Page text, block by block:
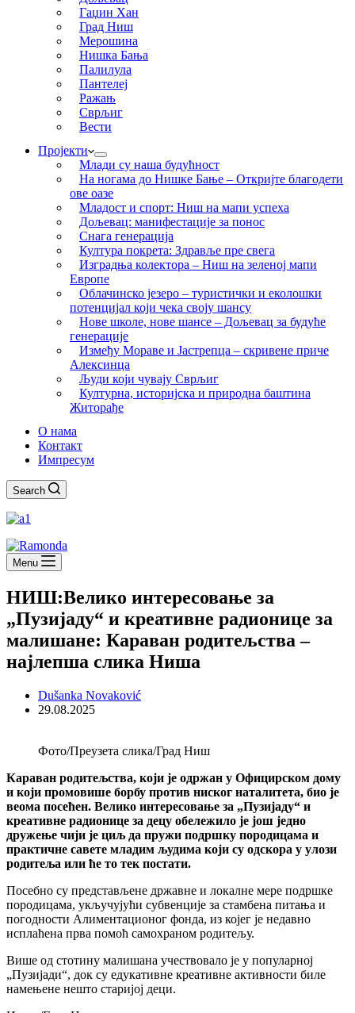
Гаџин Хан
Град Ниш
Мерошина
Нишка Бања
Палилула
Пантелеј
Ражањ
Сврљиг
Вести
Пројекти
Млади су наша будућност
На ногама до Нишке Бање – Откријте благодети
ове оазе
Младост и спорт: Ниш на мапи успеха
Дољевац: манифестације за понос
Снага генерација
Култура покрета: Здравље пре свега
Изградња колектора – Ниш на зеленој мапи
Европе
Облачинско језеро – туристички и еколошки
потенцијал који чека своју шансу
Нове школе, нове шансе – Дољевац за будуће
генерације
Између Мораве и Јастрепца – скривене приче
Алексинца
Људи који чувају Сврљиг
Културна, историјска и природна баштина
Житорађе
О нама
Контакт
Импресум
Search
Menu
НИШ:Велико интересовање за
„Пузијаду“ и креативне радионице за
малишане: Караван родитељства –
најлепша слика Ниша
Dušanka Novaković
29.08.2025
Фото/Преузета слика/Град Ниш
Караван родитељства, који је одржан у Официрском дому
и који промовише борбу против ниског наталитета, био је
веома посећен. Велико интересовање за „Пузијаду“ и
креативне радионице за децу обележило је још једно
дружење чији је циљ да пружи подршку породицама и
практичне савете младим људима који су одскора у улози
родитеља или ће то тек постати.
Посебно су представљене државне и локалне мере подршке
породицама, укључујући субвенције за стамбена питања и
погодности Алиментационог фонда, из којег је недавно
исплаћена прва помоћ самохраном родитељу.
Више од стотину малишана учествовало је у популарној
„Пузијади“, док су едукативне креативне активности биле
намењене нешто старијој деци.